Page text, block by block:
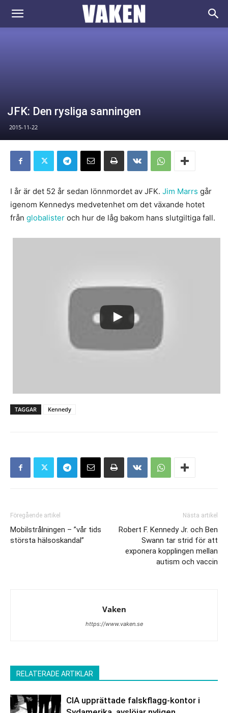
VAKEN.se
JFK: Den rysliga sanningen
2015-11-22
I år är det 52 år sedan lönnmordet av JFK. Jim Marrs går
igenom Kennedys medvetenhet om det växande hotet
från globalister och hur de låg bakom hans slutgiltiga fall.
TAGGAR Kennedy
Föregående artikel
Mobilstrålningen – ”vår tids
största hälsoskandal”
Nästa artikel
Robert F. Kennedy Jr. och Ben
Swann tar strid för att
exponera kopplingen mellan
autism och vaccin
Vaken
https://www.vaken.se
RELATERADE ARTIKLAR
CIA upprättade falskflagg-kontor i